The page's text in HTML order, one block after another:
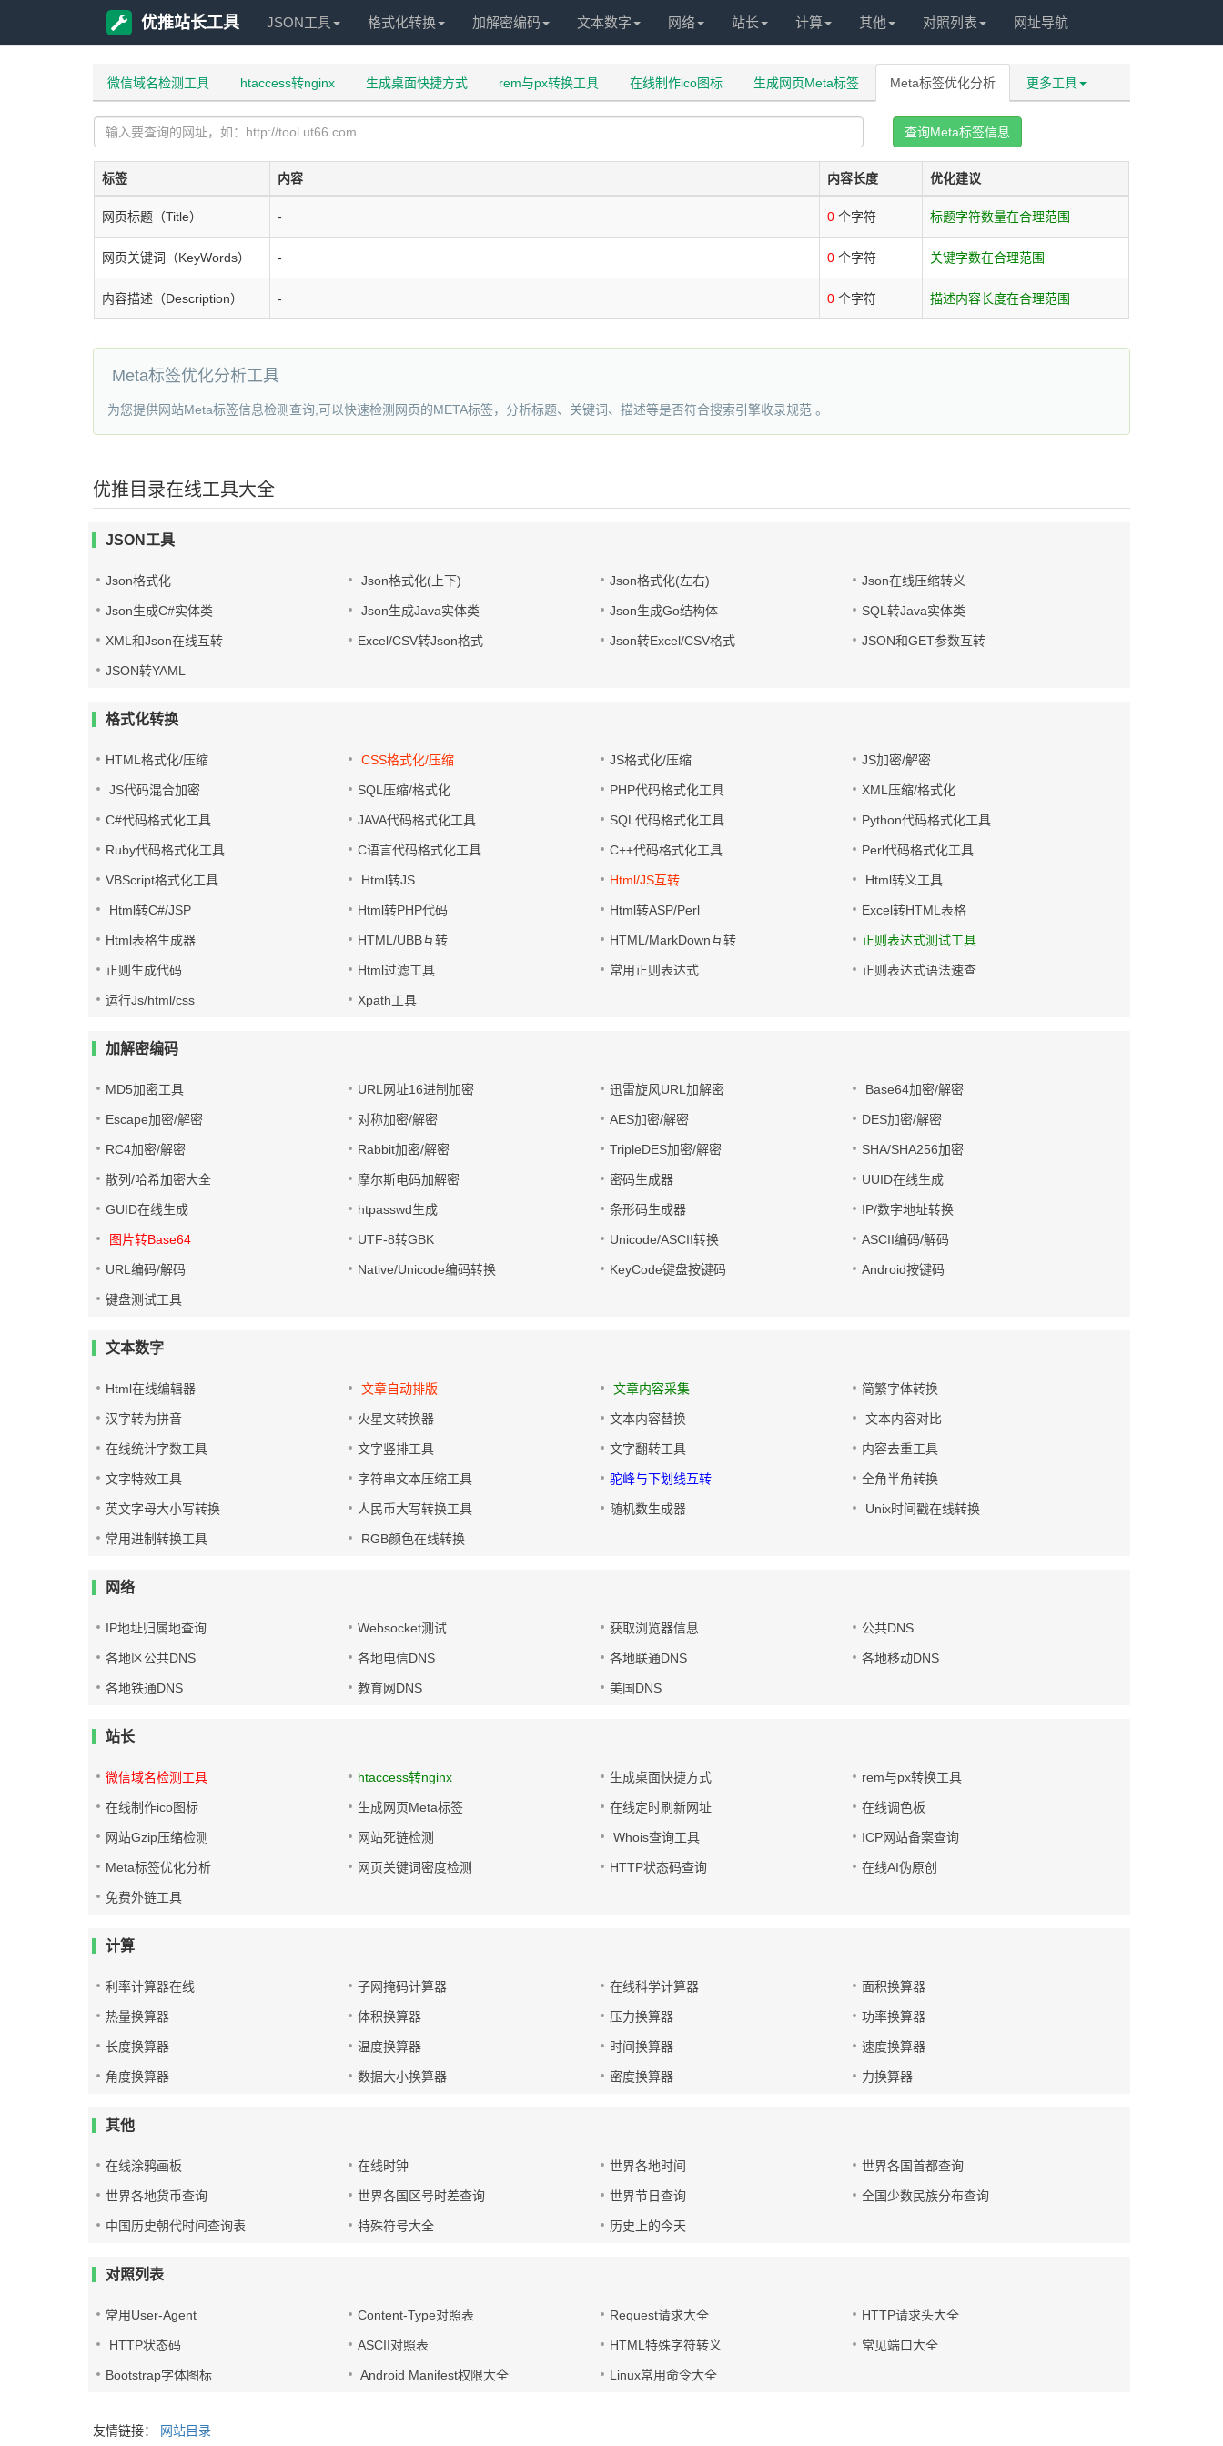
优推站长工具 JSON工具 格式化转换 加解密编码 文本数字 网络 站长 计算 其他 对照列表 网址导航
微信域名检测工具 htaccess转nginx 生成桌面快捷方式 rem与px转换工具 在线制作ico图标 生成网页Meta标签 Meta标签优化分析 更多工具
查询Meta标签信息
标签 内容 内容长度 优化建议
网页标题（Title） - 0 个字符 标题字符数量在合理范围
网页关键词（KeyWords） - 0 个字符 关键字数在合理范围
内容描述（Description） - 0 个字符 描述内容长度在合理范围
Meta标签优化分析工具
为您提供网站Meta标签信息检测查询,可以快速检测网页的META标签，分析标题、关键词、描述等是否符合搜索引擎收录规范 。
优推目录在线工具大全
JSON工具
Json格式化 Json格式化(上下) Json格式化(左右) Json在线压缩转义
Json生成C#实体类 Json生成Java实体类 Json生成Go结构体 SQL转Java实体类
XML和Json在线互转 Excel/CSV转Json格式 Json转Excel/CSV格式 JSON和GET参数互转
JSON转YAML
格式化转换
HTML格式化/压缩 CSS格式化/压缩 JS格式化/压缩 JS加密/解密
JS代码混合加密 SQL压缩/格式化 PHP代码格式化工具 XML压缩/格式化
C#代码格式化工具 JAVA代码格式化工具 SQL代码格式化工具 Python代码格式化工具
Ruby代码格式化工具 C语言代码格式化工具 C++代码格式化工具 Perl代码格式化工具
VBScript格式化工具 Html转JS Html/JS互转 Html转义工具
Html转C#/JSP Html转PHP代码 Html转ASP/Perl Excel转HTML表格
Html表格生成器 HTML/UBB互转 HTML/MarkDown互转 正则表达式测试工具
正则生成代码 Html过滤工具 常用正则表达式 正则表达式语法速查
运行Js/html/css Xpath工具
加解密编码
MD5加密工具 URL网址16进制加密 迅雷旋风URL加解密 Base64加密/解密
Escape加密/解密 对称加密/解密 AES加密/解密 DES加密/解密
RC4加密/解密 Rabbit加密/解密 TripleDES加密/解密 SHA/SHA256加密
散列/哈希加密大全 摩尔斯电码加解密 密码生成器 UUID在线生成
GUID在线生成 htpasswd生成 条形码生成器 IP/数字地址转换
图片转Base64 UTF-8转GBK Unicode/ASCII转换 ASCII编码/解码
URL编码/解码 Native/Unicode编码转换 KeyCode键盘按键码 Android按键码
键盘测试工具
文本数字
Html在线编辑器 文章自动排版 文章内容采集 简繁字体转换
汉字转为拼音 火星文转换器 文本内容替换 文本内容对比
在线统计字数工具 文字竖排工具 文字翻转工具 内容去重工具
文字特效工具 字符串文本压缩工具 驼峰与下划线互转 全角半角转换
英文字母大小写转换 人民币大写转换工具 随机数生成器 Unix时间戳在线转换
常用进制转换工具 RGB颜色在线转换
网络
IP地址归属地查询 Websocket测试 获取浏览器信息 公共DNS
各地区公共DNS 各地电信DNS 各地联通DNS 各地移动DNS
各地铁通DNS 教育网DNS 美国DNS
站长
微信域名检测工具 htaccess转nginx 生成桌面快捷方式 rem与px转换工具
在线制作ico图标 生成网页Meta标签 在线定时刷新网址 在线调色板
网站Gzip压缩检测 网站死链检测 Whois查询工具 ICP网站备案查询
Meta标签优化分析 网页关键词密度检测 HTTP状态码查询 在线AI伪原创
免费外链工具
计算
利率计算器在线 子网掩码计算器 在线科学计算器 面积换算器
热量换算器 体积换算器 压力换算器 功率换算器
长度换算器 温度换算器 时间换算器 速度换算器
角度换算器 数据大小换算器 密度换算器 力换算器
其他
在线涂鸦画板 在线时钟 世界各地时间 世界各国首都查询
世界各地货币查询 世界各国区号时差查询 世界节日查询 全国少数民族分布查询
中国历史朝代时间查询表 特殊符号大全 历史上的今天
对照列表
常用User-Agent Content-Type对照表 Request请求大全 HTTP请求头大全
HTTP状态码 ASCII对照表 HTML特殊字符转义 常见端口大全
Bootstrap字体图标 Android Manifest权限大全 Linux常用命令大全
友情链接： 网站目录